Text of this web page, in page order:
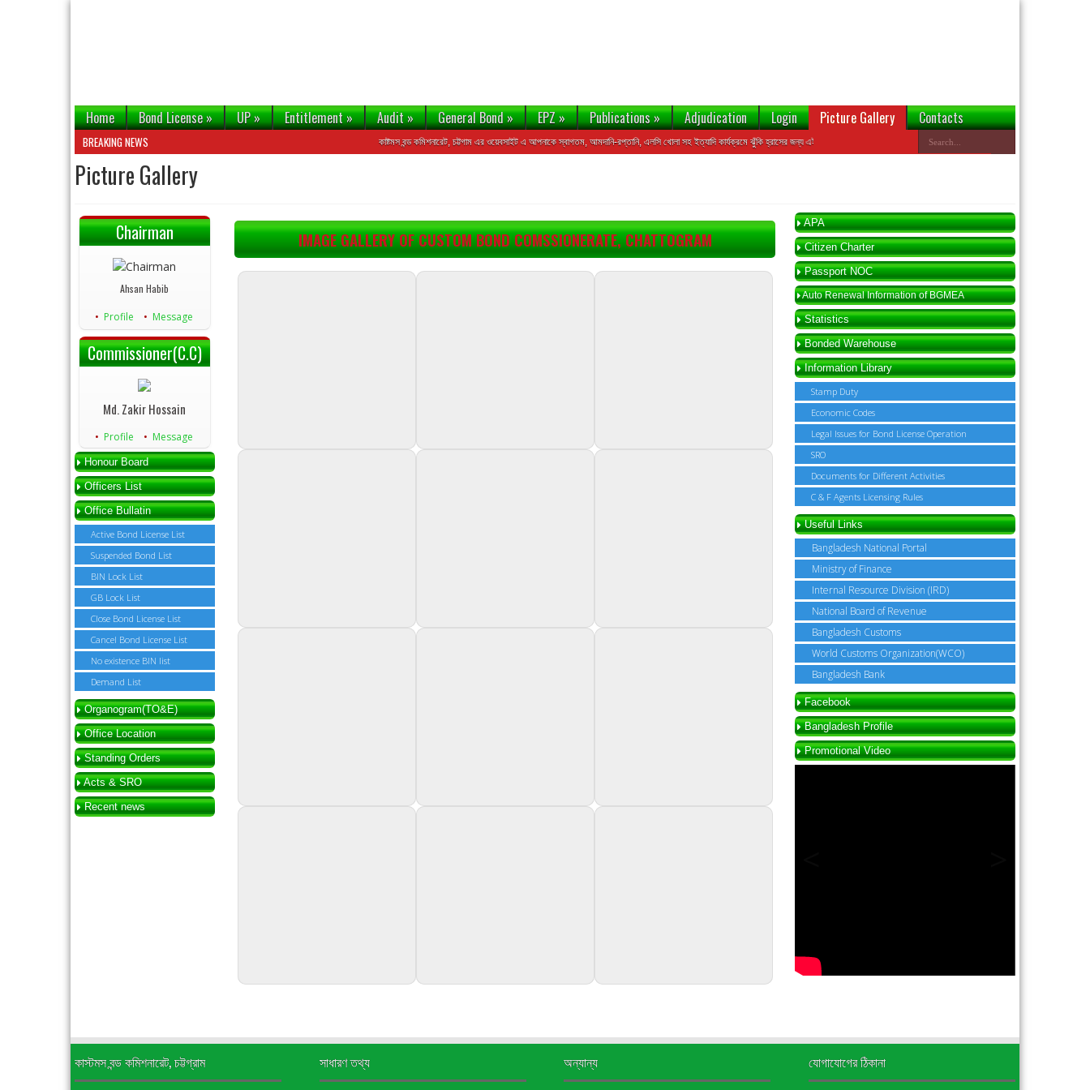
Home Bond License» UP» Entitlement» Audit» General Bond» EPZ» Publications» Adjudication Login Picture Gallery Contacts
BREAKING NEWS কাষ্টমস বন্ড কমিশনারেট, চট্টগাম এর ওয়েবসাইট এ আপনাকে স্বাগতম, আমদানি-রপ্তানি, এলসি খোলা সহ ইত্যাদি কার্যক্রমে ঝুঁকি হ্রাসের জন্য এই ওয়েবসাইটের ডেটাবেজ থেকে বন্ডেড প্রতিষ্ঠানের তথ্য যাচাই করা যাবে
Picture Gallery
Chairman
Ahsan Habib
Profile Message
Commissioner(C.C)
Md. Zakir Hossain
Profile Message
Honour Board
Officers List
Office Bullatin
Active Bond License List
Suspended Bond List
BIN Lock List
GB Lock List
Close Bond License List
Cancel Bond License List
No existence BIN list
Demand List
Organogram(TO&E)
Office Location
Standing Orders
Acts & SRO
Recent news
IMAGE GALLERY OF CUSTOM BOND COMSSIONERATE, CHATTOGRAM
APA
Citizen Charter
Passport NOC
Auto Renewal Information of BGMEA
Statistics
Bonded Warehouse
Information Library
Stamp Duty
Economic Codes
Legal Issues for Bond License Operation
SRO
Documents for Different Activities
C & F Agents Licensing Rules
Useful Links
Bangladesh National Portal
Ministry of Finance
Internal Resource Division (IRD)
National Board of Revenue
Bangladesh Customs
World Customs Organization(WCO)
Bangladesh Bank
Facebook
Bangladesh Profile
Promotional Video
কাস্টমস বন্ড কমিশনারেট, চট্টগ্রাম সাধারণ তথ্য অন্যান্য যোগাযোগের ঠিকানা